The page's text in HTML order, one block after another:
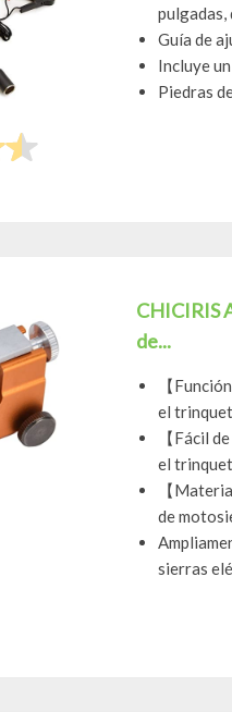
pulgadas,
Guía de
Incluye
Piedras
CHICIRIS
de...
【
el
【Fácil
el
【
de
sierras